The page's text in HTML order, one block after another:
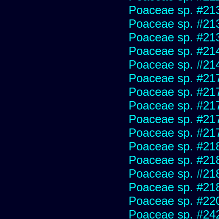
Poaceae sp.
Poaceae sp.
Poaceae sp.
Poaceae sp.
Poaceae sp.
Poaceae sp.
Poaceae sp.
Poaceae sp.
Poaceae sp.
Poaceae sp.
Poaceae sp.
Poaceae sp.
Poaceae sp.
Poaceae sp.
Poaceae sp.
Poaceae sp.